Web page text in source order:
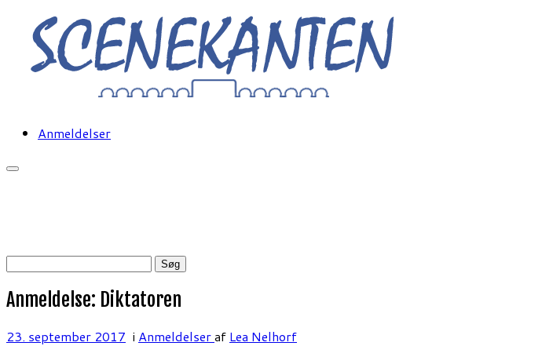
Fortsæt
indhold
Anmeldelser
Søg
Anmeldelse: Diktatoren
23. september 2017 i Anmeldelseraf Lea Nelhorf